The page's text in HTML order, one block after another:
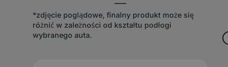
*zdjęcie poglądowe, finalny produkt może się
różnić w zależności od kształtu podłogi
wybranego auta.